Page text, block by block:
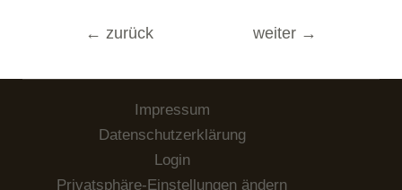
Beitragsnavigation
← zurück weiter →
Impressum
Datenschutzerklärung
Login
Privatsphäre-Einstellungen ändern